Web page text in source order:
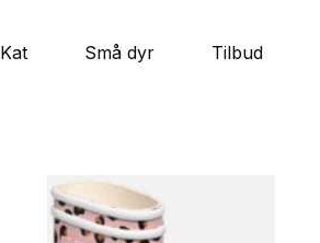
Kat Små dyr Tilbud